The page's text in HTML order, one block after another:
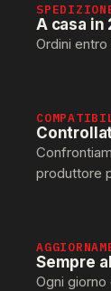
A casa in
Ordini
produttore
Sempre
Ogni